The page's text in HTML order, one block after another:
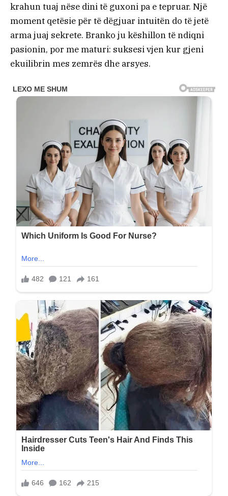
krahun tuaj nëse dini të guxoni pa e tepruar. Një
moment qetësie për të dëgjuar intuitën do të jetë
arma juaj sekrete. Branko ju këshillon të ndiqni
pasionin, por me maturi: suksesi vjen kur gjeni
ekuilibrin mes zemrës dhe arsyes.